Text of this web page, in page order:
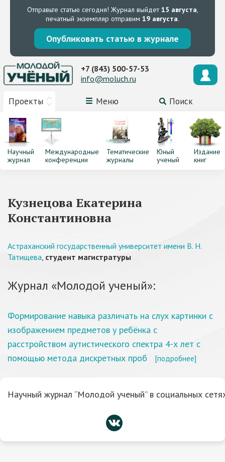
Отправьте статью сегодня! Журнал выйдет15 августа,
печатный экземпляр отправим 19 августа.
Опубликовать статью в журнале
Проекты Меню Поиск
+7 (843) 500-57-53
info@moluch.ru
Научный
журнал
Международные
конференции
Тематические
журналы
Юный
ученый
Издание
книг
Кузнецова Екатерина
Константиновна
Астраханский государственный университет имени В. Н.
Татищева, студент магистратуры
Журнал «Молодой ученый»:
Формирование навыка различать на слух картинки с
изображением предметов у ребёнка с
расстройством аутистического спектра 4-х лет с
помощью метода дискретных проб
[подробнее]
Научный журнал “Молодой ученый” в социальных